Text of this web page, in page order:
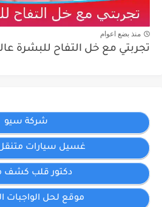
منذ بضع اعوام
تجربتي مع خل التفاح للبشرة
شركة سيو
غسيل سيارات
دكتور قلب كشف
موقع لحل الواجبات